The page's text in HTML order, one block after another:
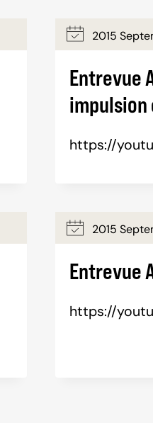
2015
Entrevue
https://
2015
Entrevue
https://